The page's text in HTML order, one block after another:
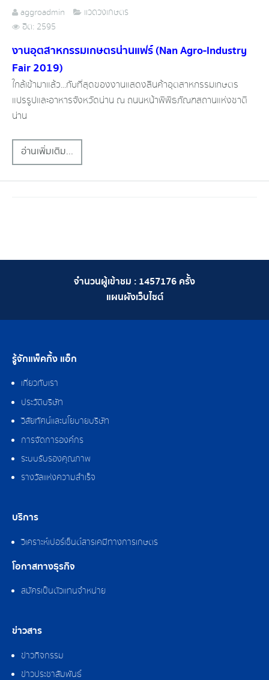
aggroadmin
แวดวงเกษตร
ฮิต: 2595
งานอุตสาหกรรมเกษตรน่านแฟร์ (Nan Agro-Industry
Fair 2019)
ใกล้เข้ามาแล้ว...กับที่สุดของงานแสดงสินค้าอุตสาหกรรมเกษตร
แปรรูปและอาหารจังหวัดน่าน ณ ถนนหน้าพิพิธภัณฑสถานแห่งชาติ
น่าน
อ่านเพิ่มเติม...
จำนวนผู้เข้าชม : 1457176 ครั้ง
แผนผังเว็บไซต์
รู้จักแพ็คกิ้ง แอ็ก
เกี่ยวกับเรา
ประวัติบริษัท
วิสัยทัศน์และนโยบายบริษัท
การจัดการองค์กร
ระบบรับรองคุณภาพ
รางวัลแห่งความสำเร็จ
บริการ
วิเคราะห์เปอร์เซ็นต์สารเคมีทางการเกษตร
โอกาสทางธุรกิจ
สมัครเป็นตัวแทนจำหน่าย
ข่าวสาร
ข่าวกิจกรรม
ข่าวประชาสัมพันธ์